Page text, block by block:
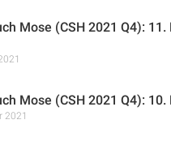
Mose (CSH 2021 Q4):
Mose (CSH 2021 Q4):
2021